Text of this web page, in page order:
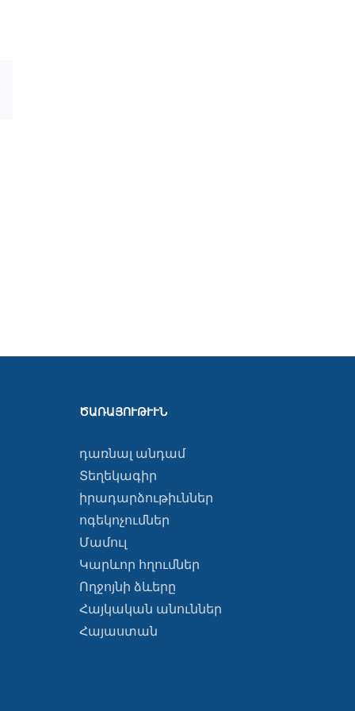
ԾԱՌԱՅՈՒԹՒՒՆ
դառնալ անդամ
Տեղեկագիր
իրադարձութիւններ
ոգեկոչումներ
Մամուլ
Կարևոր հղումներ
Ողջոյնի ձևերը
Հայկական անուններ
Հայաստան